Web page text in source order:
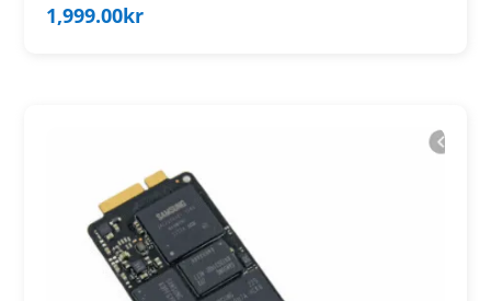
1,999.00kr